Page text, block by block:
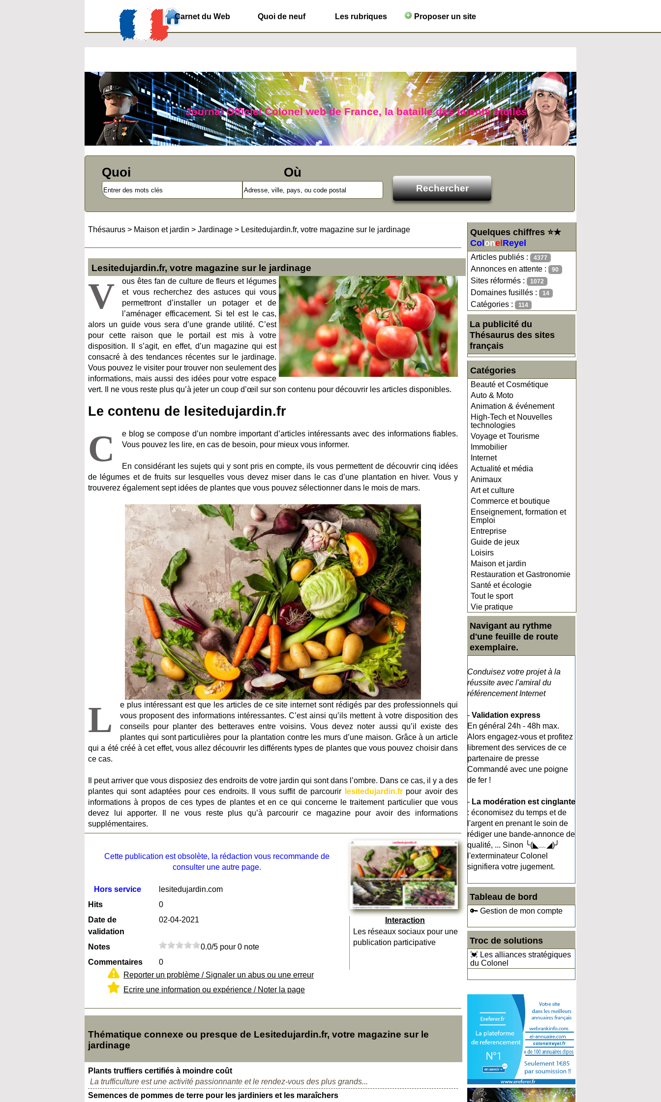
Carnet du Web Quoi de neuf Les rubriques Proposer un site
Journal Officiel Colonel web de France, la bataille des talents étoilés
Quoi Où
Quelques chiffres ⭐★
Col onel Reyel
Articles publiés : 4377
Annonces en attente : 90
Sites réformés : 1072
Domaines fusillés : 14
Catégories : 114
La publicité du
Thésaurus des sites
français
Catégories
Beauté et Cosmétique
Auto & Moto
Animation & événement
High-Tech et Nouvelles
technologies
Voyage et Tourisme
Immobilier
Internet
Actualité et média
Animaux
Art et culture
Commerce et boutique
Enseignement, formation et
Emploi
Entreprise
Guide de jeux
Loisirs
Maison et jardin
Restauration et Gastronomie
Santé et écologie
Tout le sport
Vie pratique
Navigant au rythme
d'une feuille de route
exemplaire.
Conduisez votre projet à la
réussite avec l'amiral du
référencement Internet
- Validation express
En général 24h - 48h max.
Alors engagez-vous et profitez
librement des services de ce
partenaire de presse
Commandé avec une poigne
de fer !
- La modération est cinglante
: économisez du temps et de
l'argent en prenant le soin de
rédiger une bande-annonce de
qualité, ... Sinon ╰(◣﹏◢)╯
l'exterminateur Colonel
signifiera votre jugement.
Tableau de bord
🔑 Gestion de mon compte
Troc de solutions
💓 Les alliances stratégiques
du Colonel
Thésaurus > Maison et jardin > Jardinage > Lesitedujardin.fr, votre magazine sur le jardinage
Lesitedujardin.fr, votre magazine sur le jardinage
V
ous êtes fan de culture de fleurs et légumes
et vous recherchez des astuces qui vous
permettront d’installer un potager et de
l’aménager efficacement. Si tel est le cas,
alors un guide vous sera d’une grande utilité. C’est
pour cette raison que le portail est mis à votre
disposition. Il s’agit, en effet, d’un magazine qui est
consacré à des tendances récentes sur le jardinage.
Vous pouvez le visiter pour trouver non seulement des
informations, mais aussi des idées pour votre espace
vert. Il ne vous reste plus qu’à jeter un coup d’œil sur son contenu pour découvrir les articles disponibles.
Le contenu de lesitedujardin.fr
C
e blog se compose d’un nombre important d’articles intéressants avec des informations fiables.
Vous pouvez les lire, en cas de besoin, pour mieux vous informer.
En considérant les sujets qui y sont pris en compte, ils vous permettent de découvrir cinq idées
de légumes et de fruits sur lesquelles vous devez miser dans le cas d’une plantation en hiver. Vous y
trouverez également sept idées de plantes que vous pouvez sélectionner dans le mois de mars.
L
e plus intéressant est que les articles de ce site internet sont rédigés par des professionnels qui
vous proposent des informations intéressantes. C’est ainsi qu’ils mettent à votre disposition des
conseils pour planter des betteraves entre voisins. Vous devez noter aussi qu’il existe des
plantes qui sont particulières pour la plantation contre les murs d’une maison. Grâce à un article
qui a été créé à cet effet, vous allez découvrir les différents types de plantes que vous pouvez choisir dans
ce cas.
Il peut arriver que vous disposiez des endroits de votre jardin qui sont dans l’ombre. Dans ce cas, il y a des
plantes qui sont adaptées pour ces endroits. Il vous suffit de parcourir
lesitedujardin.frpour avoir des
informations à propos de ces types de plantes et en ce qui concerne le traitement particulier que vous
devez lui apporter. Il ne vous reste plus qu’à parcourir ce magazine pour avoir des informations
supplémentaires.
Cette publication est obsolète, la rédaction vous recommande de
consulter une autre page.
Hors service
lesitedujardin.com
Hits
0
Date de
validation
02-04-2021
Notes
0.0/5 pour 0 note
Commentaires
0
Reporter un problème / Signaler un abus ou une erreur
Ecrire une information ou expérience / Noter la page
Interaction
Les réseaux sociaux pour une
publication participative
Thématique connexe ou presque de Lesitedujardin.fr, votre magazine sur le
jardinage
Plants truffiers certifiés à moindre coût
La trufficulture est une activité passionnante et le rendez-vous des plus grands...
Semences de pommes de terre pour les jardiniers et les maraîchers